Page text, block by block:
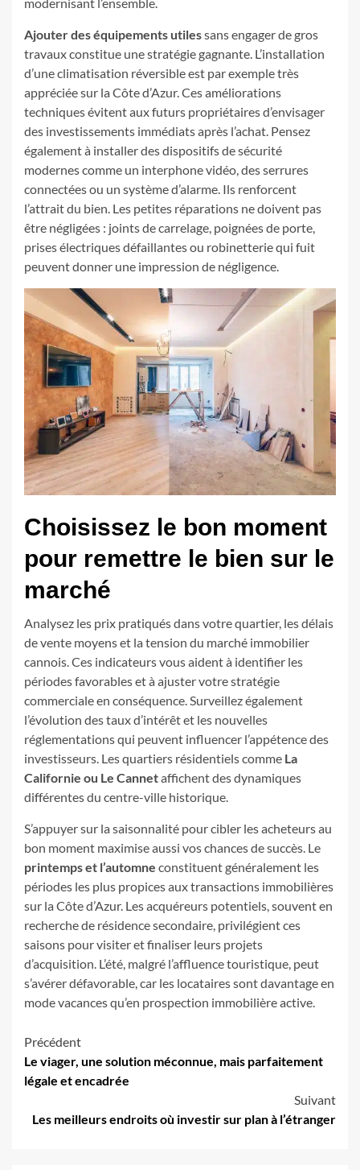
Ajouter des équipements utilessans engager de gros
travaux constitue une stratégie gagnante. L’installation
d’une climatisation réversible est par exemple très
appréciée sur la Côte d’Azur. Ces améliorations
techniques évitent aux futurs propriétaires d’envisager
des investissements immédiats après l’achat. Pensez
également à installer des dispositifs de sécurité
modernes comme un interphone vidéo, des serrures
connectées ou un système d’alarme. Ils renforcent
l’attrait du bien. Les petites réparations ne doivent pas
être négligées : joints de carrelage, poignées de porte,
prises électriques défaillantes ou robinetterie qui fuit
peuvent donner une impression de négligence.
Choisissez le bon moment
pour remettre le bien sur le
marché
Analysez les prix pratiqués dans votre quartier, les délais
de vente moyens et la tension du marché immobilier
cannois. Ces indicateurs vous aident à identifier les
périodes favorables et à ajuster votre stratégie
commerciale en conséquence. Surveillez également
l’évolution des taux d’intérêt et les nouvelles
réglementations qui peuvent influencer l’appétence des
investisseurs. Les quartiers résidentiels comme La
Californie ou Le Cannetaffichent des dynamiques
différentes du centre-ville historique.
S’appuyer sur la saisonnalité pour cibler les acheteurs au
bon moment maximise aussi vos chances de succès. Le
printemps et l’automne constituent généralement les
périodes les plus propices aux transactions immobilières
sur la Côte d’Azur. Les acquéreurs potentiels, souvent en
recherche de résidence secondaire, privilégient ces
saisons pour visiter et finaliser leurs projets
d’acquisition. L’été, malgré l’affluence touristique, peut
s’avérer défavorable, car les locataires sont davantage en
mode vacances qu’en prospection immobilière active.
Navigation
d’article
Précédent
Le viager, une solution méconnue, mais parfaitement
légale et encadrée
Suivant
Les meilleurs endroits où investir sur plan à l’étranger